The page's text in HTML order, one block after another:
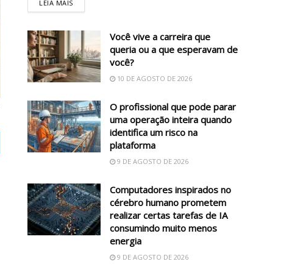
LEIA MAIS
Você vive a carreira que
queria ou a que esperavam de
você?
10 DE AGOSTO DE 2026
O profissional que pode parar
uma operação inteira quando
identifica um risco na
plataforma
9 DE AGOSTO DE 2026
Computadores inspirados no
cérebro humano prometem
realizar certas tarefas de IA
consumindo muito menos
energia
9 DE AGOSTO DE 2026